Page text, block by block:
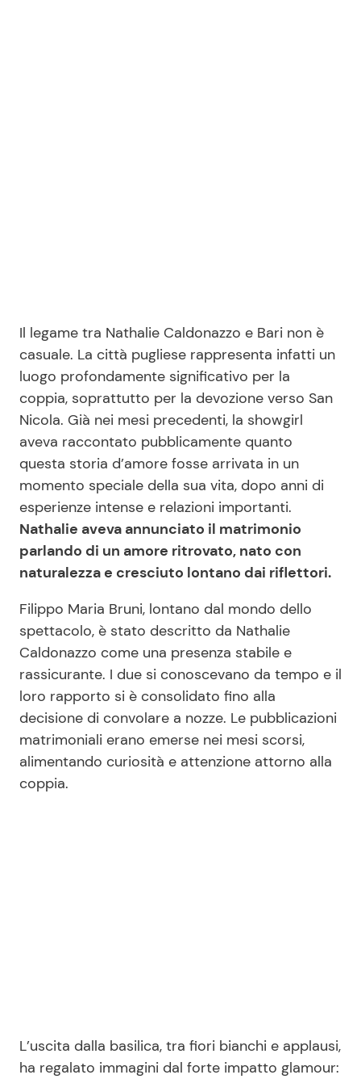
Il legame tra Nathalie Caldonazzo e Bari non è
casuale. La città pugliese rappresenta infatti un
luogo profondamente significativo per la
coppia, soprattutto per la devozione verso San
Nicola. Già nei mesi precedenti, la showgirl
aveva raccontato pubblicamente quanto
questa storia d’amore fosse arrivata in un
momento speciale della sua vita, dopo anni di
esperienze intense e relazioni importanti.
Nathalie aveva annunciato il matrimonio
parlando di un amore ritrovato, nato con
naturalezza e cresciuto lontano dai riflettori.
Filippo Maria Bruni, lontano dal mondo dello
spettacolo, è stato descritto da Nathalie
Caldonazzo come una presenza stabile e
rassicurante. I due si conoscevano da tempo e il
loro rapporto si è consolidato fino alla
decisione di convolare a nozze. Le pubblicazioni
matrimoniali erano emerse nei mesi scorsi,
alimentando curiosità e attenzione attorno alla
coppia.
L’uscita dalla basilica, tra fiori bianchi e applausi,
ha regalato immagini dal forte impatto glamour: